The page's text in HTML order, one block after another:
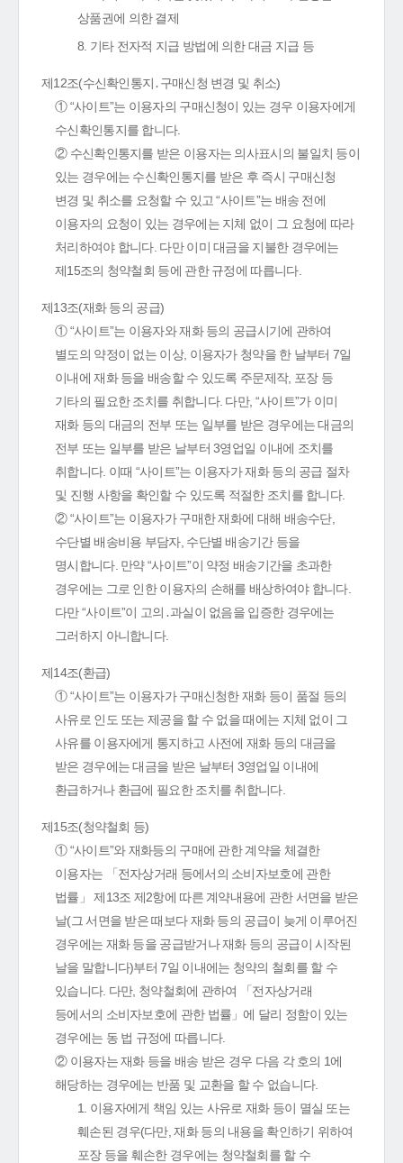
상품권에 의한 결제
8. 기타 전자적 지급 방법에 의한 대금 지급 등
제12조(수신확인통지․구매신청 변경 및 취소)
① “사이트”는 이용자의 구매신청이 있는 경우 이용자에게
수신확인통지를 합니다.
② 수신확인통지를 받은 이용자는 의사표시의 불일치 등이
있는 경우에는 수신확인통지를 받은 후 즉시 구매신청
변경 및 취소를 요청할 수 있고 “사이트”는 배송 전에
이용자의 요청이 있는 경우에는 지체 없이 그 요청에 따라
처리하여야 합니다. 다만 이미 대금을 지불한 경우에는
제15조의 청약철회 등에 관한 규정에 따릅니다.
제13조(재화 등의 공급)
① “사이트”는 이용자와 재화 등의 공급시기에 관하여
별도의 약정이 없는 이상, 이용자가 청약을 한 날부터 7일
이내에 재화 등을 배송할 수 있도록 주문제작, 포장 등
기타의 필요한 조치를 취합니다. 다만, “사이트”가 이미
재화 등의 대금의 전부 또는 일부를 받은 경우에는 대금의
전부 또는 일부를 받은 날부터 3영업일 이내에 조치를
취합니다. 이때 “사이트”는 이용자가 재화 등의 공급 절차
및 진행 사항을 확인할 수 있도록 적절한 조치를 합니다.
② “사이트”는 이용자가 구매한 재화에 대해 배송수단,
수단별 배송비용 부담자, 수단별 배송기간 등을
명시합니다. 만약 “사이트”이 약정 배송기간을 초과한
경우에는 그로 인한 이용자의 손해를 배상하여야 합니다.
다만 “사이트”이 고의․과실이 없음을 입증한 경우에는
그러하지 아니합니다.
제14조(환급)
① “사이트”는 이용자가 구매신청한 재화 등이 품절 등의
사유로 인도 또는 제공을 할 수 없을 때에는 지체 없이 그
사유를 이용자에게 통지하고 사전에 재화 등의 대금을
받은 경우에는 대금을 받은 날부터 3영업일 이내에
환급하거나 환급에 필요한 조치를 취합니다.
제15조(청약철회 등)
① “사이트”와 재화등의 구매에 관한 계약을 체결한
이용자는 「전자상거래 등에서의 소비자보호에 관한
법률」 제13조 제2항에 따른 계약내용에 관한 서면을 받은
날(그 서면을 받은 때보다 재화 등의 공급이 늦게 이루어진
경우에는 재화 등을 공급받거나 재화 등의 공급이 시작된
날을 말합니다)부터 7일 이내에는 청약의 철회를 할 수
있습니다. 다만, 청약철회에 관하여 「전자상거래
등에서의 소비자보호에 관한 법률」에 달리 정함이 있는
경우에는 동 법 규정에 따릅니다.
② 이용자는 재화 등을 배송 받은 경우 다음 각 호의 1에
해당하는 경우에는 반품 및 교환을 할 수 없습니다.
1. 이용자에게 책임 있는 사유로 재화 등이 멸실 또는
훼손된 경우(다만, 재화 등의 내용을 확인하기 위하여
포장 등을 훼손한 경우에는 청약철회를 할 수